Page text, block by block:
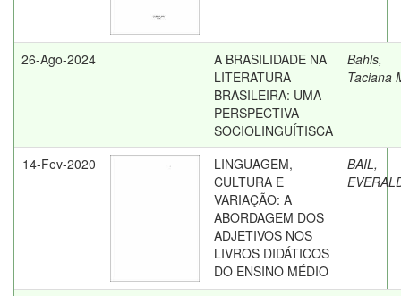
26-Ago-2024
A BRASILIDADE NA
LITERATURA
BRASILEIRA: UMA
PERSPECTIVA
SOCIOLINGUÍTISCA
Bahls,
Taciana
14-Fev-2020
LINGUAGEM,
CULTURA E
VARIAÇÃO: A
ABORDAGEM DOS
ADJETIVOS NOS
LIVROS DIDÁTICOS
DO ENSINO MÉDIO
BAIL,